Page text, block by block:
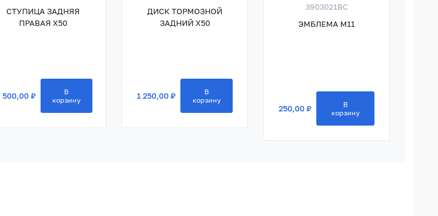
СТУПИЦА ЗАДНЯЯ
ПРАВАЯ X50
500,00 ₽
В
корзину
ДИСК ТОРМОЗНОЙ
ЗАДНИЙ X50
1 250,00 ₽
В
корзину
3903021BC
ЭМБЛЕМА M11
250,00 ₽
В
корзину